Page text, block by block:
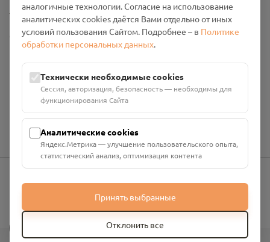
Настройки cookies
Общество с ограниченной ответственностью «Смоленский
Проект Помним»
ИНН: 6700029207 ОГРН: 1256700001986
Юридический адрес: 216790, Смоленская область, р-н
Руднянский, г. Рудня, улица Западная, д. 26А, пом. 18
Номер счёта: 40702810901130004287 в АО "АЛЬФА-БАНК"
Кор. счёт: 30101810200000000593
info@pomnim.online
аналогичные технологии. Согласие на использование
аналитических cookies даётся Вами отдельно от иных
условий пользования Сайтом. Подробнее – в Политике
обработки персональных данных.
Технически необходимые cookies
Сессия, авторизация, безопасность — необходимы для
функционирования Сайта
Аналитические cookies
Яндекс.Метрика — улучшение пользовательского опыта,
статистический анализ, оптимизация контента
Принять выбранные
Отклонить все